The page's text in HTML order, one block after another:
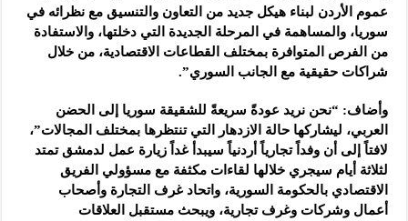
عموم الأردن لبناء هيكل جديد من التعاون والتنسيق مع نظرائه في
سوريا، والمساهمة في المرحلة الجديدة التي دخلتها، والاستفادة
من الفرص المتوافرة بمختلف القطاعات الاقتصادية، من خلال
شراكات حقيقية مع الجانب السوري”.
وأضاف: “نحن نريد عودةً سريعةً للشقيقة سوريا إلى الحضن
العربي، ليشاركها حالة الازدهار التي تنتظرها بمختلف المجالات”،
لافتاً إلى أن وفداً تجارياً أردنياً سيبدأ غداً زيارة عمل لدمشق تمتد
لثلاثة أيام سيجري خلالها لقاءات مكثفة مع مسؤولي الفريق
الاقتصادي بالحكومة السورية، واتحاد غرف التجارة وأصحاب
أعمال وشركات وغرف تجارية، ويبحث مستقبل العلاقات